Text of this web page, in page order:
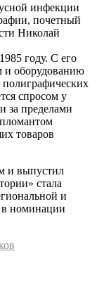
инфекции
почетный
Николай
году. С его
и оборудованию
спросом у
за пределами
товаров
и выпустил
стала
и
в номинации